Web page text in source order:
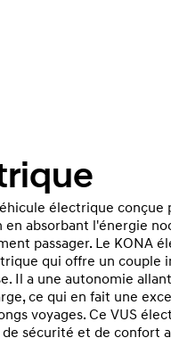
électrique conçue
en absorbant l'énergie
passager. Le KONA
qui offre un couple
Il a une autonomie
ce qui en fait une
voyages. Ce VUS
sécurité et de confort